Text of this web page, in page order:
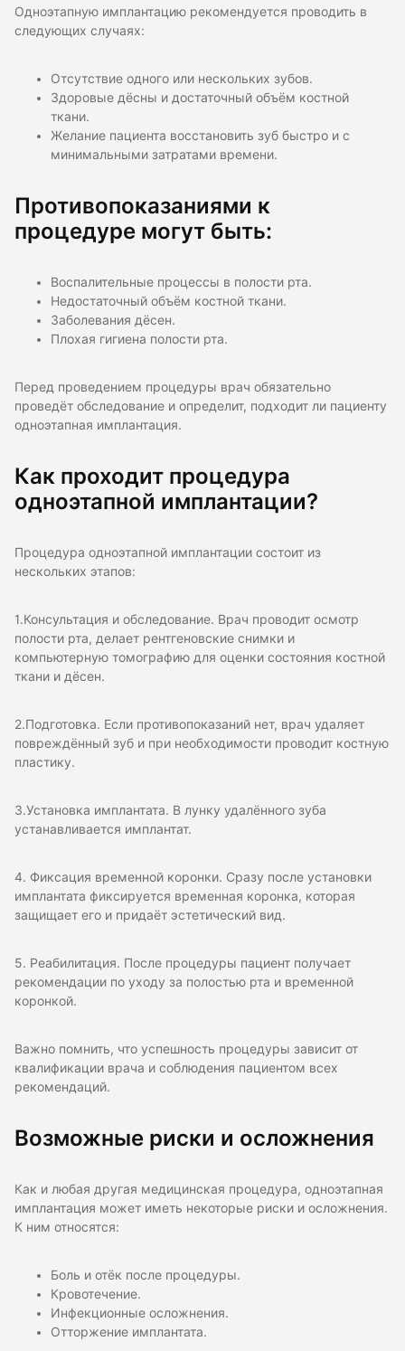
Одноэтапную имплантацию рекомендуется проводить в
следующих случаях:
Отсутствие одного или нескольких зубов.
Здоровые дёсны и достаточный объём костной
ткани.
Желание пациента восстановить зуб быстро и с
минимальными затратами времени.
Противопоказаниями к
процедуре могут быть:
Воспалительные процессы в полости рта.
Недостаточный объём костной ткани.
Заболевания дёсен.
Плохая гигиена полости рта.
Перед проведением процедуры врач обязательно
проведёт обследование и определит, подходит ли пациенту
одноэтапная имплантация.
Как проходит процедура
одноэтапной имплантации?
Процедура одноэтапной имплантации состоит из
нескольких этапов:
1.Консультация и обследование. Врач проводит осмотр
полости рта, делает рентгеновские снимки и
компьютерную томографию для оценки состояния костной
ткани и дёсен.
2.Подготовка. Если противопоказаний нет, врач удаляет
повреждённый зуб и при необходимости проводит костную
пластику.
3.Установка имплантата. В лунку удалённого зуба
устанавливается имплантат.
4. Фиксация временной коронки. Сразу после установки
имплантата фиксируется временная коронка, которая
защищает его и придаёт эстетический вид.
5. Реабилитация. После процедуры пациент получает
рекомендации по уходу за полостью рта и временной
коронкой.
Важно помнить, что успешность процедуры зависит от
квалификации врача и соблюдения пациентом всех
рекомендаций.
Возможные риски и осложнения
Как и любая другая медицинская процедура, одноэтапная
имплантация может иметь некоторые риски и осложнения.
К ним относятся:
Боль и отёк после процедуры.
Кровотечение.
Инфекционные осложнения.
Отторжение имплантата.